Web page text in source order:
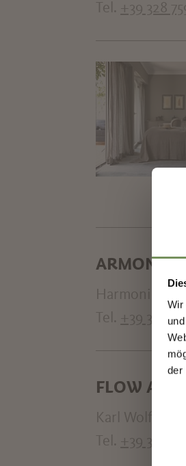
Wir
der
Tel. +39 328
ARMONIA
Harmoniestr.
Tel. +39 333
FLOW
Karl Wolfstr.
Tel. +39 331